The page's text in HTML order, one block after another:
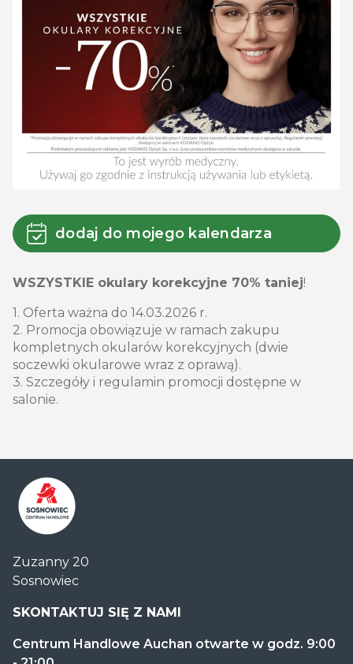
dodaj do mojego kalendarza
WSZYSTKIE okulary korekcyjne 70% taniej!
1. Oferta ważna do 14.03.2026 r.
2. Promocja obowiązuje w ramach zakupu
kompletnych okularów korekcyjnych (dwie
soczewki okularowe wraz z oprawą).
3. Szczegóły i regulamin promocji dostępne w
salonie.
Handlowe
Auchan
Sosnowiec
Zuzanny 20
Sosnowiec
SKONTAKTUJ SIĘ Z NAMI
Centrum Handlowe Auchan otwarte w godz. 9:00